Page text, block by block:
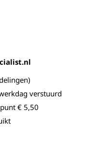
verstuurd
€ 5,50